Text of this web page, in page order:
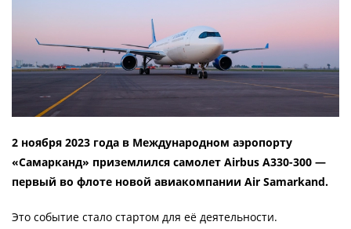
2 ноября 2023 года в Международном аэропорту
«Самарканд» приземлился самолет Airbus A330-300 —
первый во флоте новой авиакомпании Air Samarkand.
Это событие стало стартом для её деятельности.